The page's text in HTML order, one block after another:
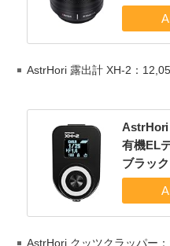
AstrHori 露出計 XH-2：
AstrHori
有機EL
ブラック
AstrHori クッツクラッパー